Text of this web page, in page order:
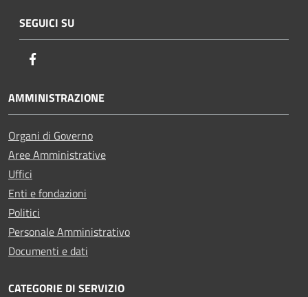
SEGUICI SU
AMMINISTRAZIONE
Organi di Governo
Aree Amministrative
Uffici
Enti e fondazioni
Politici
Personale Amministrativo
Documenti e dati
CATEGORIE DI SERVIZIO